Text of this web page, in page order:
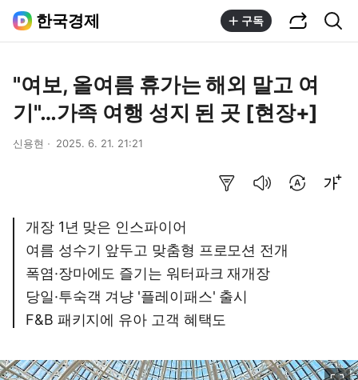
한국경제 구독
"여보, 올여름 휴가는 해외 말고 여
기"…가족 여행 성지 된 곳 [현장+]
신용현 2025. 6. 21. 21:21
개장 1년 맞은 인스파이어
여름 성수기 앞두고 맞춤형 프로모션 전개
폭염·장마에도 즐기는 워터파크 재개장
당일·투숙객 겨냥 '플레이패스' 출시
F&B 패키지에 유아 고객 혜택도